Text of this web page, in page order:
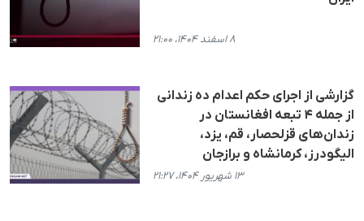
۸ اسفند ۱۴۰۴، ۲۱:۰۰
گزارشی از اجرای حکم اعدام دە زندانی
از جمله ۴ تبعه افغانستان در
زندان‌های قزلحصار، قم، یزد،
الیگودرز، کرمانشاە و برازجان
۱۳ شهریور ۱۴۰۴، ۲۱:۲۷